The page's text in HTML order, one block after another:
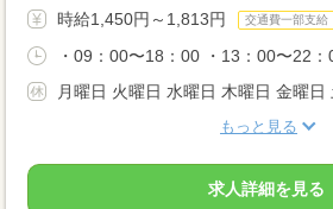
時給1,450円～1,813円 交通費一部支給
・09：00〜18：00 ・13：00〜22：
月曜日 火曜日 水曜日 木曜日 金曜日
もっと見る
求人詳細を見る